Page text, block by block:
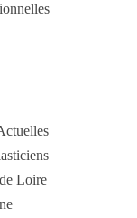
Loire